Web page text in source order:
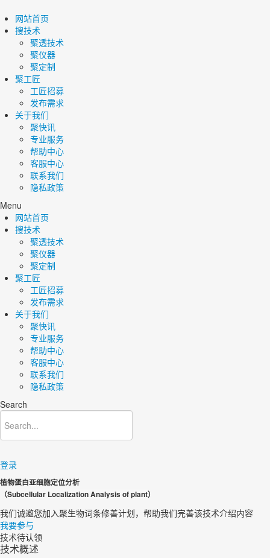
网站首页
搜技术
聚透技术
聚仪器
聚定制
聚工匠
工匠招募
发布需求
关于我们
聚快讯
专业服务
帮助中心
客服中心
联系我们
隐私政策
Menu
网站首页
搜技术
聚透技术
聚仪器
聚定制
聚工匠
工匠招募
发布需求
关于我们
聚快讯
专业服务
帮助中心
客服中心
联系我们
隐私政策
Search
登录
植物蛋白亚细胞定位分析
（Subcellular Localization Analysis of plant）
我们诚邀您加入聚生物词条修善计划，帮助我们完善该技术介绍内容​
我要参与
技术待认领
技术概述